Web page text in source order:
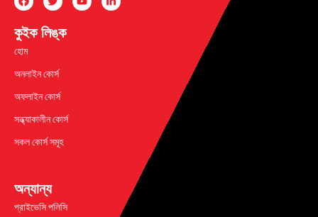
কুইক লিঙ্ক
হোম
অনলাইন কোর্স
অফলাইন কোর্স
সন্ধ্যাকালীন কোর্স
সকল কোর্স সমূহ
অন্যান্য
প্রাইভেসি পলিসি